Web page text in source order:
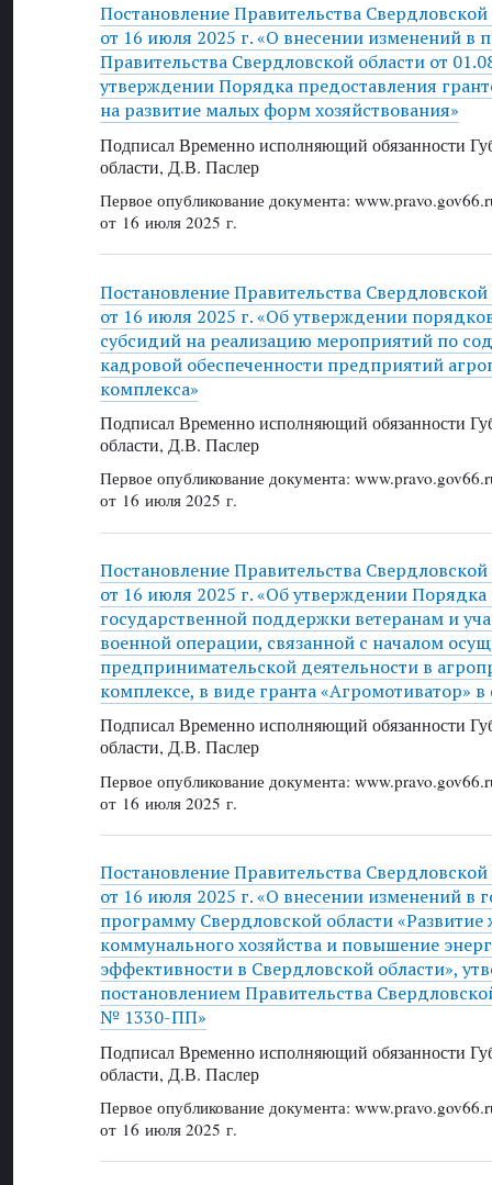
Постановление Правительства
от 16 июля 2025 г. «О внесении изменений в
Правительства Свердловской области от
утверждении Порядка предоставления
на развитие малых форм хозяйствования»
Подписал Временно исполняющий обязанности
области, Д.В. Паслер
Первое опубликование документа:
от 16 июля 2025 г.
Постановление Правительства
от 16 июля 2025 г. «Об утверждении
субсидий на реализацию мероприятий по
кадровой обеспеченности предприятий
комплекса»
Подписал Временно исполняющий обязанности
области, Д.В. Паслер
Первое опубликование документа:
от 16 июля 2025 г.
Постановление Правительства
от 16 июля 2025 г. «Об утверждении Порядка
государственной поддержки ветеранам и
военной операции, связанной с началом
предпринимательской деятельности в
комплексе, в виде гранта «Агромотиватор»
Подписал Временно исполняющий обязанности
области, Д.В. Паслер
Первое опубликование документа:
от 16 июля 2025 г.
Постановление Правительства
от 16 июля 2025 г. «О внесении изменений в
программу Свердловской области
коммунального хозяйства и повышение
эффективности в Свердловской области»,
постановлением Правительства
№ 1330-ПП»
Подписал Временно исполняющий обязанности
области, Д.В. Паслер
Первое опубликование документа:
от 16 июля 2025 г.